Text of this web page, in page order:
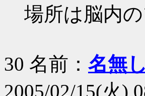
場所は脳内
30 名前： 名無
2005/02/15(火)